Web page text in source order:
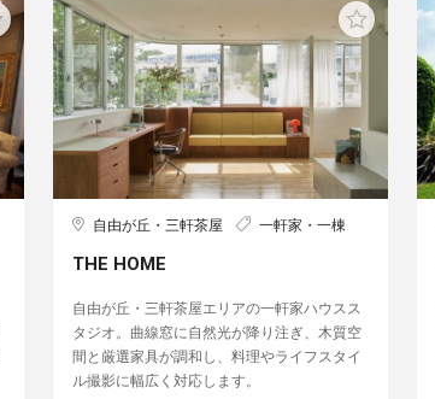
自由が丘・三軒茶屋 一軒家・一棟
THE HOME
自由が丘・三軒茶屋エリアの一軒家ハウスス
タジオ。曲線窓に自然光が降り注ぎ、木質空
間と厳選家具が調和し、料理やライフスタイ
ル撮影に幅広く対応します。